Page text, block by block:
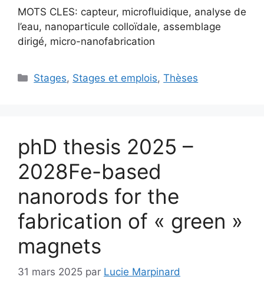
MOTS CLES: capteur, microfluidique, analyse de
l’eau, nanoparticule colloïdale, assemblage
dirigé, micro-nanofabrication
Stages, Stages et emplois,Thèses
phD thesis 2025 –
2028Fe-based
nanorods for the
fabrication of « green »
magnets
31 mars 2025 par Lucie Marpinard